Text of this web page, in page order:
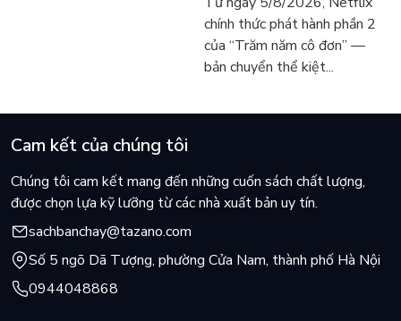
đạo đức của từng cá nhân riêng lẻ như thế nào? Xét cho cùng,
những thách thức lớn nhất và những lựa chọn quan trọng nhất
của ngày nay là gì? Ta cần chú ý đến điều gì? Ta nên dạy con
nghệ đột phá mới” là những nỗi lo không của riêng ai; và
Harari sẽ đồng hành cùng bạn trên con đường bóc tách từng
vấn đề một cách thấu đáo.
người tìm đọc lại García
Márquez
chính thức phát hành phần 2
của “Trăm năm cô đơn” —
bản chuyển thể kiệt...
Cam kết của chúng tôi
Chúng tôi cam kết mang đến những cuốn sách chất lượng,
được chọn lựa kỹ lưỡng từ các nhà xuất bản uy tín.
sachbanchay@tazano.com
Số 5 ngõ Dã Tượng, phường Cửa Nam, thành phố Hà Nội
0944048868